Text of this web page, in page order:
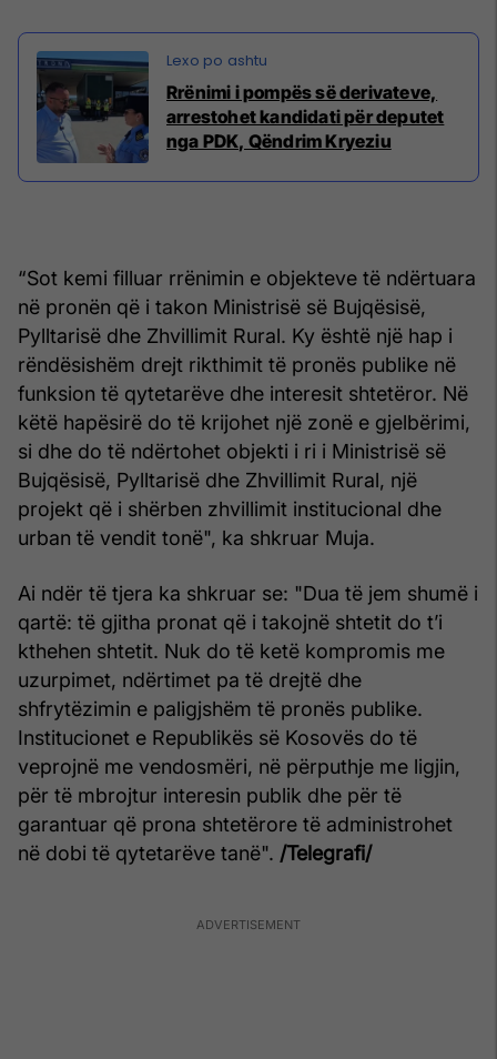
Rrënimi i pompës së derivateve,
arrestohet kandidati për deputet
nga PDK, Qëndrim Kryeziu
“Sot kemi filluar rrënimin e objekteve të ndërtuara
në pronën që i takon Ministrisë së Bujqësisë,
Pylltarisë dhe Zhvillimit Rural. Ky është një hap i
rëndësishëm drejt rikthimit të pronës publike në
funksion të qytetarëve dhe interesit shtetëror. Në
këtë hapësirë do të krijohet një zonë e gjelbërimi,
si dhe do të ndërtohet objekti i ri i Ministrisë së
Bujqësisë, Pylltarisë dhe Zhvillimit Rural, një
projekt që i shërben zhvillimit institucional dhe
urban të vendit tonë", ka shkruar Muja.
Ai ndër të tjera ka shkruar se: "Dua të jem shumë i
qartë: të gjitha pronat që i takojnë shtetit do t’i
kthehen shtetit. Nuk do të ketë kompromis me
uzurpimet, ndërtimet pa të drejtë dhe
shfrytëzimin e paligjshëm të pronës publike.
Institucionet e Republikës së Kosovës do të
veprojnë me vendosmëri, në përputhje me ligjin,
për të mbrojtur interesin publik dhe për të
garantuar që prona shtetërore të administrohet
në dobi të qytetarëve tanë". /Telegrafi/